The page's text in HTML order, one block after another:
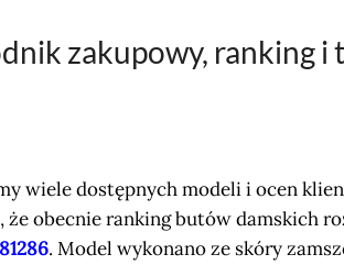
zakupowy, ranking i
wiele dostępnych modeli i ocen
że obecnie ranking butów damskich
. Model wykonano ze skóry